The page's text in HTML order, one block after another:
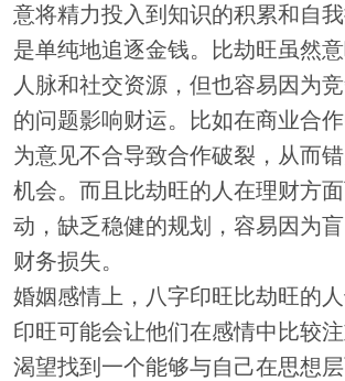
意将精力投入到知识的积累和自
是单纯地追逐金钱。比劫旺虽然
人脉和社交资源，但也容易因为
的问题影响财运。比如在商业合
为意见不合导致合作破裂，从而
机会。而且比劫旺的人在理财方
动，缺乏稳健的规划，容易因为
财务损失。
婚姻感情上，八字印旺比劫旺的人
印旺可能会让他们在感情中比较注
渴望找到一个能够与自己在思想